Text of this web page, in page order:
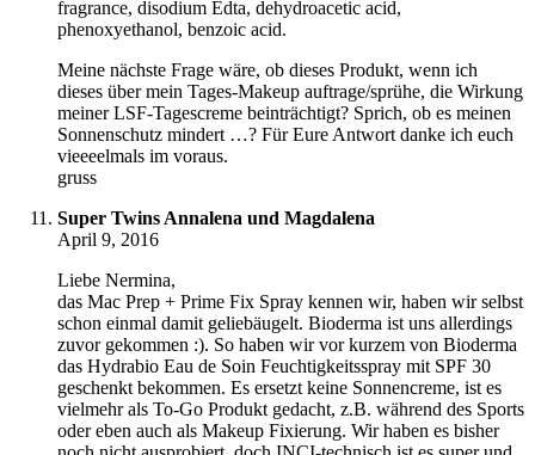
fragrance, disodium Edta, dehydroacetic acid,
phenoxyethanol, benzoic acid.
Meine nächste Frage wäre, ob dieses Produkt, wenn ich
dieses über mein Tages-Makeup auftrage/sprühe, die Wirkung
meiner LSF-Tagescreme beinträchtigt? Sprich, ob es meinen
Sonnenschutz mindert …? Für Eure Antwort danke ich euch
vieeeelmals im voraus.
gruss
Super Twins Annalena und Magdalena
April 9, 2016
Liebe Nermina,
das Mac Prep + Prime Fix Spray kennen wir, haben wir selbst
schon einmal damit geliebäugelt. Bioderma ist uns allerdings
zuvor gekommen :). So haben wir vor kurzem von Bioderma
das Hydrabio Eau de Soin Feuchtigkeitsspray mit SPF 30
geschenkt bekommen. Es ersetzt keine Sonnencreme, ist es
vielmehr als To-Go Produkt gedacht, z.B. während des Sports
oder eben auch als Makeup Fixierung. Wir haben es bisher